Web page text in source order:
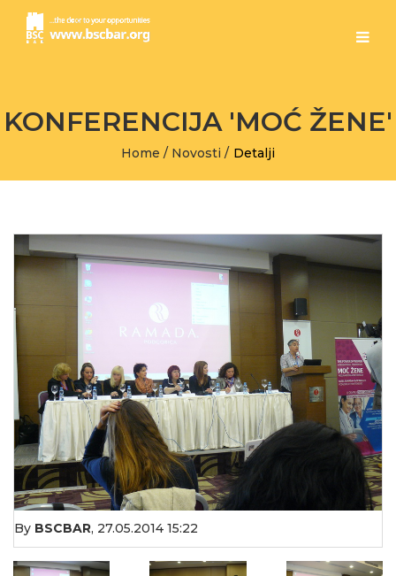
KONFERENCIJA 'MOĆ ŽENE'
Home / Novosti / Detalji
By BSCBAR, 27.05.2014 15:22